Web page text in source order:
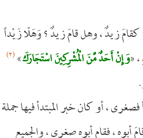
زيدٌ ، وهل قامَ زيدٌ ؟ وَهَلّا زَيْداً
وَإِنْ أَحَدٌ مِّنَ الْمُشْرِكِينَ اسْتَجَارَكَ»(٢)
، أو كان خبر المبتدأ فيها جملة